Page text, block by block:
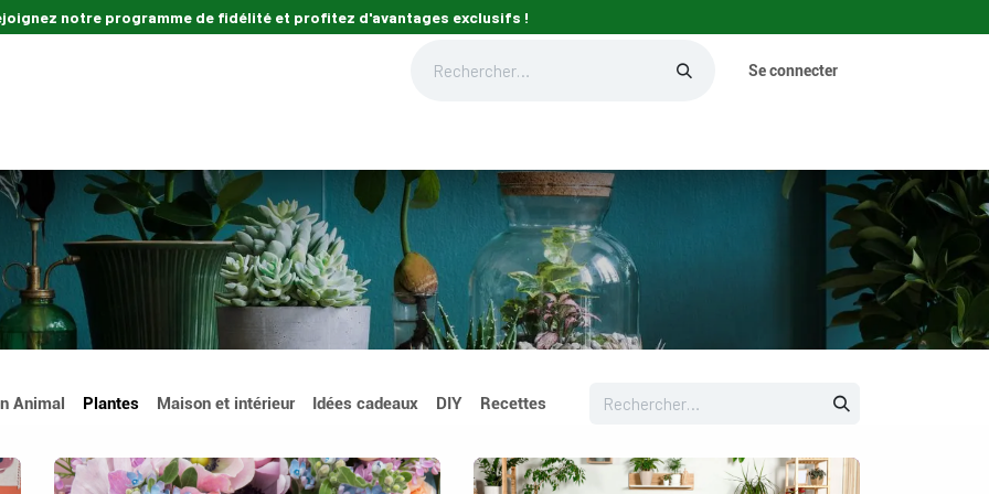
notre programme de fidélité et profitez d'avantages exclusifs !
Se connecter
Animal Plantes Maison et intérieur Idées cadeaux DIY Recettes